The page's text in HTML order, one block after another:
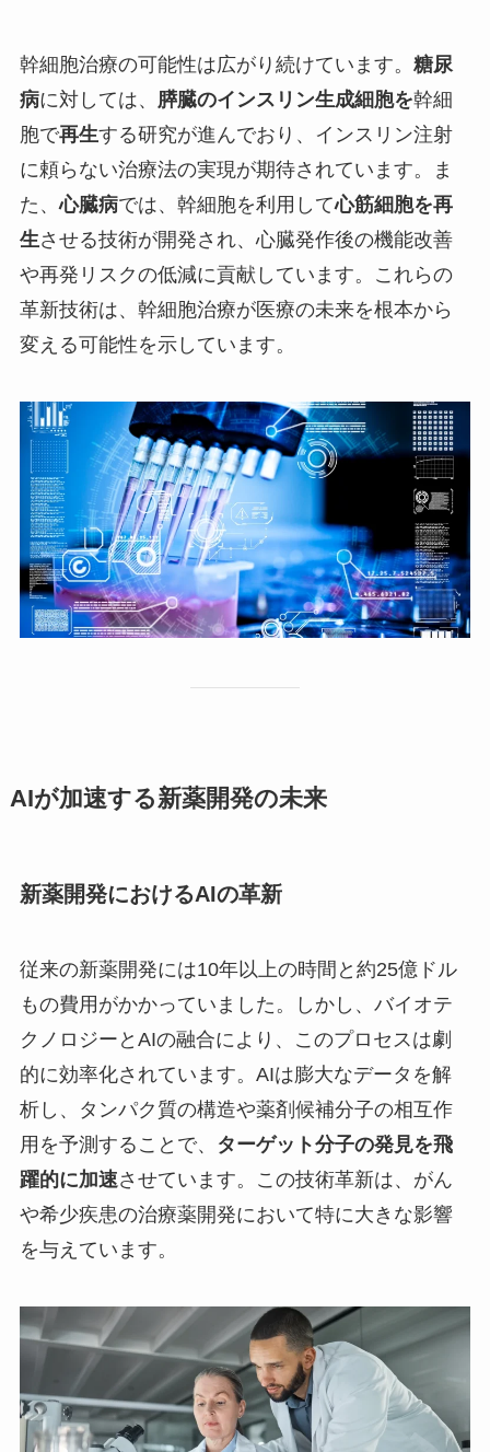
幹細胞治療の可能性は広がり続けています。 糖尿
病に対しては、 膵臓のインスリン生成細胞を幹細
胞で再生する研究が進んでおり、インスリン注射
に頼らない治療法の実現が期待されています。ま
た、心臓病では、幹細胞を利用して心筋細胞を再
生させる技術が開発され、心臓発作後の機能改善
や再発リスクの低減に貢献しています。これらの
革新技術は、幹細胞治療が医療の未来を根本から
変える可能性を示しています。
AIが加速する新薬開発の未来
新薬開発におけるAIの革新
従来の新薬開発には10年以上の時間と約25億ドル
もの費用がかかっていました。しかし、バイオテ
クノロジーとAIの融合により、このプロセスは劇
的に効率化されています。AIは膨大なデータを解
析し、タンパク質の構造や薬剤候補分子の相互作
用を予測することで、
ターゲット分子の発見を飛
躍的に加速させています。この技術革新は、がん
や希少疾患の治療薬開発において特に大きな影響
を与えています。